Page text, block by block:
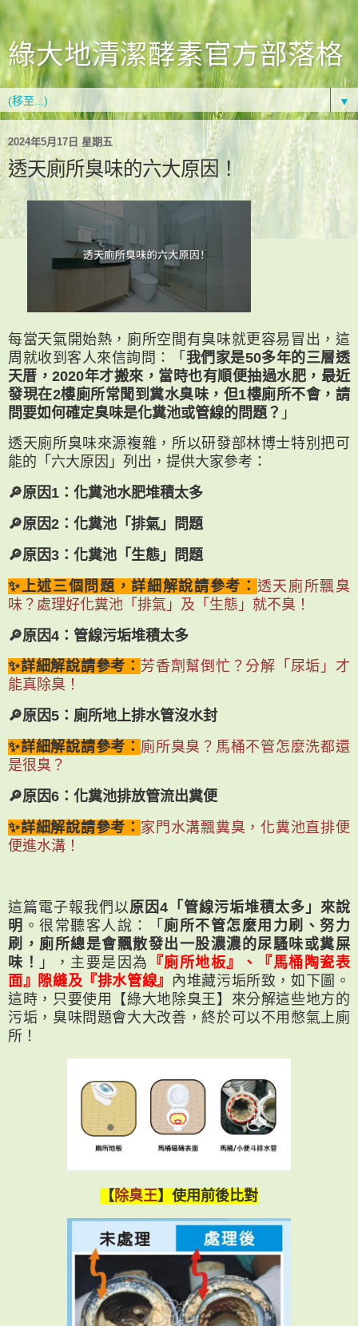
綠大地清潔酵素官方部落格
▼
2024年5月17日 星期五
透天廁所臭味的六大原因！
每當天氣開始熱，廁所空間有臭味就更容易冒出，這
周就收到客人來信詢問：「 我們家是50多年的三層透
天厝，2020年才搬來，當時也有順便抽過水肥，最近
發現在2樓廁所常聞到糞水臭味，但1樓廁所不會，請
問要如何確定臭味是化糞池或管線的問題？ 」
透天廁所臭味來源複雜，所以研發部林博士特別把可
能的「六大原因」列出，提供大家參考：
🔎原因1：化糞池水肥堆積太多
🔎原因2：化糞池「排氣」問題
🔎原因3：化糞池「生態」問題
✨上述三個問題，詳細解說請參考： 透天廁所飄臭
味？處理好化糞池「排氣」及「生態」就不臭！
🔎原因4：管線污垢堆積太多
✨詳細解說請參考： 芳香劑幫倒忙？分解「尿垢」才
能真除臭！
🔎原因5：廁所地上排水管沒水封
✨詳細解說請參考： 廁所臭臭？馬桶不管怎麼洗都還
是很臭？
🔎原因6：化糞池排放管流出糞便
✨詳細解說請參考： 家門水溝飄糞臭，化糞池直排便
便進水溝！
這篇電子報我們以原因4「管線污垢堆積太多」來說
明 。很常聽客人說：「 廁所不管怎麼用力刷、努力
刷，廁所總是會飄散發出一股濃濃的尿騷味或糞屎
味！
」，主要是因為
『廁所地板』、『馬桶陶瓷表
面』隙縫及『排水管線』 內堆藏污垢所致，如下圖。
這時，只要使用【綠大地除臭王】來分解這些地方的
污垢，臭味問題會大大改善，終於可以不用憋氣上廁
所！
【 除臭王】使用前後比對